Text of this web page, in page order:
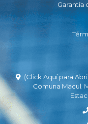
Garantía
(Click Aquí para
Comuna Macul.